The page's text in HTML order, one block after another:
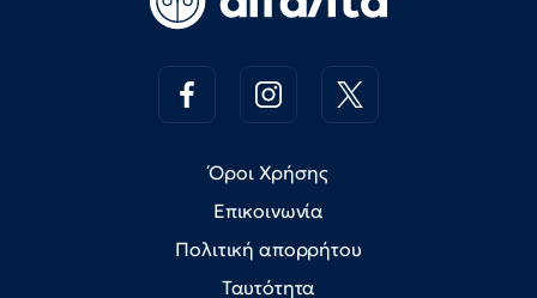
Όροι Χρήσης
Επικοινωνία
Πολιτική απορρήτου
Ταυτότητα